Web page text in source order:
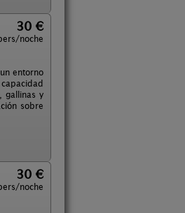
30 €
noche
entorno
gallinas y
sobre
30 €
noche